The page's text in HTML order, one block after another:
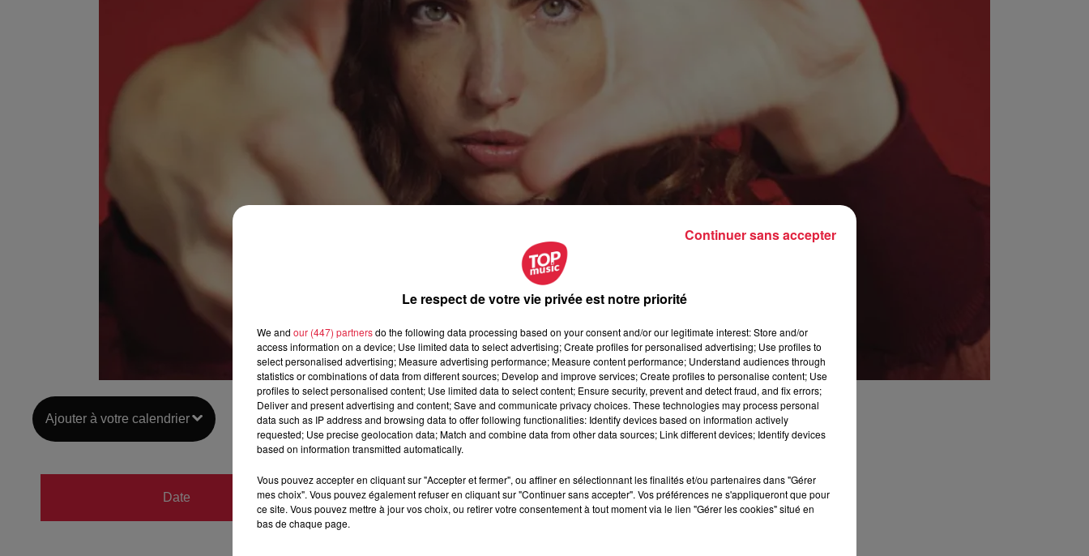
Ajouter à votre calendrier
Date
du23 octobre 2021 à 0h00
au23 octobre 2021 à 0h00
Le respect de votre vie privée est notre priorité
We and our (447) partnersdo the following data processing based on your consent and/or our legitimate interest: Store and/or
access information on a device; Use limited data to select advertising; Create profiles for personalised advertising; Use profiles to
select personalised advertising; Measure advertising performance; Measure content performance; Understand audiences through
statistics or combinations of data from different sources; Develop and improve services; Create profiles to personalise content; Use
profiles to select personalised content; Use limited data to select content; Ensure security, prevent and detect fraud, and fix errors;
Deliver and present advertising and content; Save and communicate privacy choices. These technologies may process personal
data such as IP address and browsing data to offer following functionalities: Identify devices based on information actively
requested; Use precise geolocation data; Match and combine data from other data sources; Link different devices; Identify devices
based on information transmitted automatically.
Vous pouvez accepter en cliquant sur "Accepter et fermer", ou affiner en sélectionnant les finalités et/ou partenaires dans "Gérer
mes choix". Vous pouvez également refuser en cliquant sur "Continuer sans accepter". Vos préférences ne s'appliqueront que pour
ce site. Vous pouvez mettre à jour vos choix, ou retirer votre consentement à tout moment via le lien "Gérer les cookies" situé en
bas de chaque page.
Continuer sans accepter